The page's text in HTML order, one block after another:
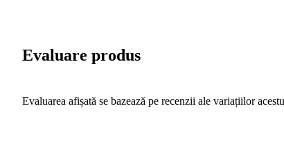
Evaluare produs
Evaluarea afișată se bazează pe recenzii ale variațiilor